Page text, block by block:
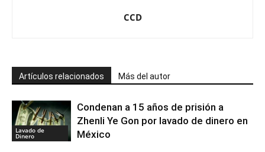
CCD
Artículos relacionados Más del autor
Lavado de
Dinero
Condenan a 15 años de prisión a
Zhenli Ye Gon por lavado de dinero en
México